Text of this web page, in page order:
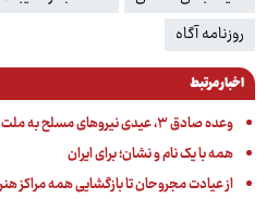
روزنامه آگاه
اخبار مرتبط
وعده صادق ۳، عیدی نیروهای مسلح به ملت
همه با یک نام و نشان؛ برای ایران
از عیادت مجروحان تا بازگشایی همه مراکز